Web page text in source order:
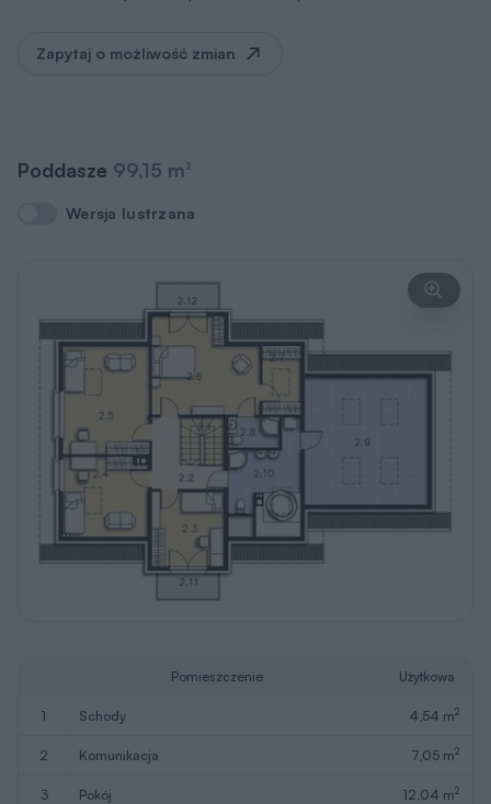
Zapytaj o możliwość zmian
Poddasze 99,15 m2
Wersja lustrzana
Wersja lustrzana
Pomieszczenie Użytkowa
1 schody 4,54 m2
2 komunikacja 7,05 m2
3 pokój 12,04 m2